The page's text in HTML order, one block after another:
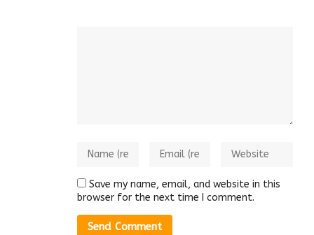
Save my name, email, and website in this
browser for the next time I comment.